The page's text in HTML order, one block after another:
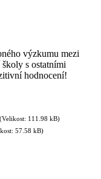
výzkumu mezi
s ostatními
hodnocení!
(Velikost: 111.98 kB)
57.58 kB)